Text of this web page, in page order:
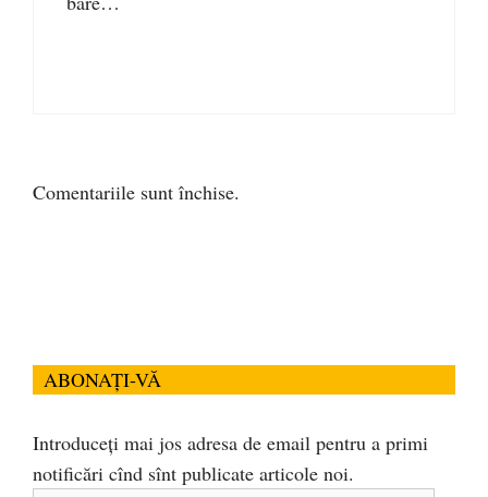
Comentariile sunt închise.
ABONAȚI-VĂ
Introduceți mai jos adresa de email pentru a primi
notificări cînd sînt publicate articole noi.